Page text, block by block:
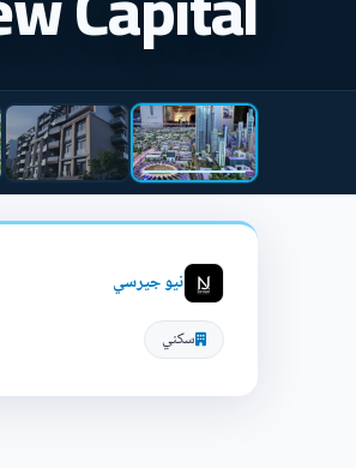
نيو جيرسي
سكني